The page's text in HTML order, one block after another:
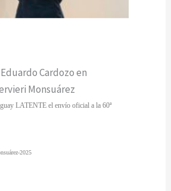
Cardozo en
Monsuárez
LATENTE el envío oficial a la 60ª
2025